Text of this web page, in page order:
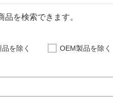
を検索できます。
を除く OEM製品を除く